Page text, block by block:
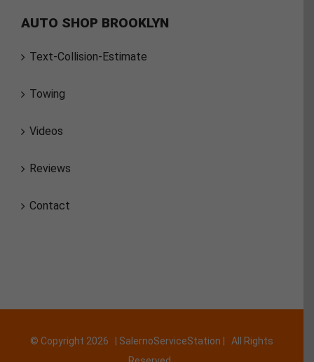
AUTO SHOP BROOKLYN
Text-Collision-Estimate
Towing
Videos
Reviews
Contact
© Copyright 2026 | SalernoServiceStation | All Rights